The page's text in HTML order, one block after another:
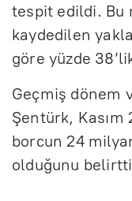
tespit edildi. Bu
kaydedilen
göre yüzde
Geçmiş dönem
Şentürk, Kasım
borcun 24
olduğunu belirtti